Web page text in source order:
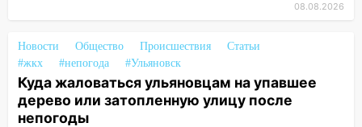
строящегося дома
13:54
В мэрии Ульяновска рассказали,
как устраняют последствия мощного
шторма
08.08.2026
Новости Общество Происшествия
Статьи
#жкх
#непогода #Ульяновск
Куда жаловаться ульяновцам на упавшее
дерево или затопленную улицу после
непогоды